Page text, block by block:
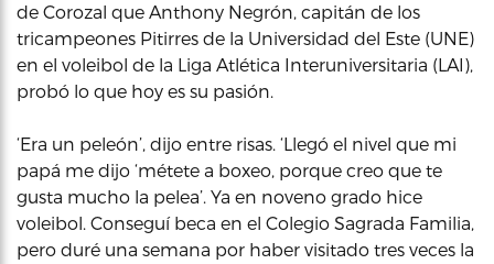
de Corozal que Anthony Negrón, capitán de los
tricampeones Pitirres de la Universidad del Este (UNE)
en el voleibol de la Liga Atlética Interuniversitaria (LAI),
probó lo que hoy es su pasión.
‘Era un peleón’, dijo entre risas. ‘Llegó el nivel que mi
papá me dijo ‘métete a boxeo, porque creo que te
gusta mucho la pelea’. Ya en noveno grado hice
voleibol. Conseguí beca en el Colegio Sagrada Familia,
pero duré una semana por haber visitado tres veces la